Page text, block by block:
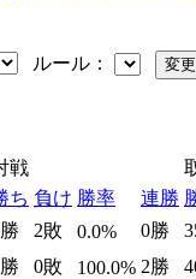
ルール：
戦
ち 負け 勝率 連勝
2敗 0.0% 0勝
0敗 100.0% 2勝